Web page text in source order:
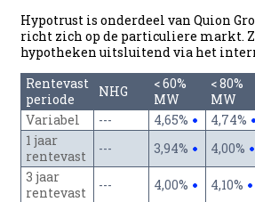
Hypotrust is onderdeel van Quion
richt zich op de particuliere markt.
hypotheken uitsluitend via het
Rentevast
periode
NHG
< 60%
MW
< 80%
MW
Variabel
--- 4,65% 4,74%
1 jaar
rentevast
--- 3,94% 4,00%
3 jaar
rentevast
--- 4,00% 4,10%